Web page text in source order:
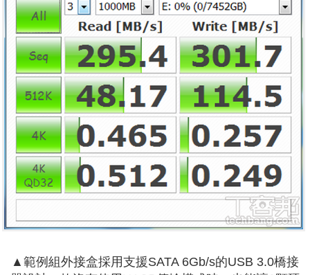
▲範例組外接盒採用支援SATA 6Gb/s的USB 3.0橋接